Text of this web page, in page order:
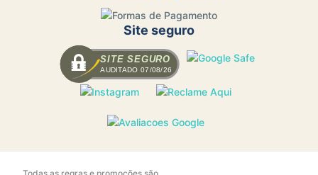
Site seguro
SITE SEGURO
AUDITADO 07/08/26